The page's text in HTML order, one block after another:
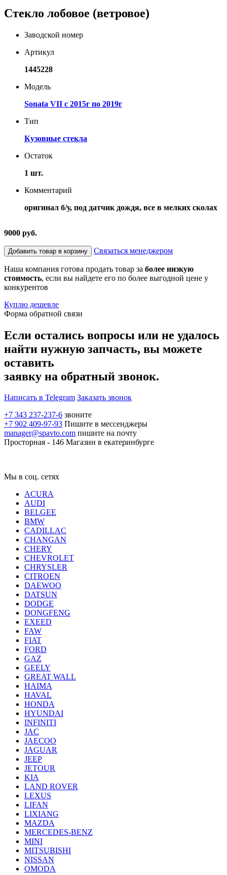
Стекло лобовое (ветровое)
Заводской номер
Артикул
1445228
Модель
Sonata VII с 2015г по 2019г
Тип
Кузовные стекла
Остаток
1 шт.
Комментарий
оригинал б/у, под датчик дождя, все в мелких сколах
9000 руб.
Добавить товар в корзину Связаться менеджером
Наша компания готова продать товар за более низкую
стоимость, если вы найдете его по более выгодной цене у
конкурентов
Куплю дешевле
Форма обратной связи
Если остались вопросы или не удалось
найти нужную запчасть, вы можете
оставить
заявку на обратный звонок.
Написать в Telegram Заказать звонок
+7 343 237-237-6 звоните
+7 902 409-97-93 Пишите в мессенджеры
manager@spavto.com пишите на почту
Просторная - 146 Магазин в екатеринбурге
Мы в соц. сетях
ACURA
AUDI
BELGEE
BMW
CADILLAC
CHANGAN
CHERY
CHEVROLET
CHRYSLER
CITROEN
DAEWOO
DATSUN
DODGE
DONGFENG
EXEED
FAW
FIAT
FORD
GAZ
GEELY
GREAT WALL
HAIMA
HAVAL
HONDA
HYUNDAI
INFINITI
JAC
JAECOO
JAGUAR
JEEP
JETOUR
KIA
LAND ROVER
LEXUS
LIFAN
LIXIANG
MAZDA
MERCEDES-BENZ
MINI
MITSUBISHI
NISSAN
OMODA